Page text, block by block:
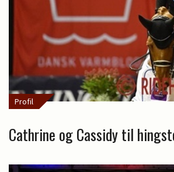
Profil
Cathrine og Cassidy til